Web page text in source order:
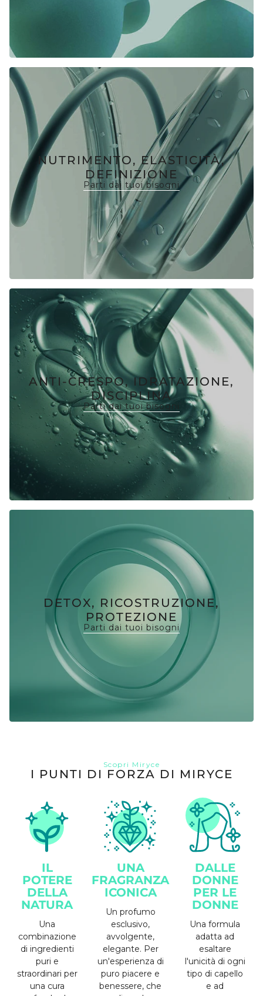
NUTRIMENTO, ELASTICITÀ,
DEFINIZIONE
Parti dai tuoi bisogni
ANTI-CRESPO, IDRATAZIONE,
DISCIPLINA
Parti dai tuoi bisogni
DETOX, RICOSTRUZIONE,
PROTEZIONE
Parti dai tuoi bisogni
Scopri Miryce
I PUNTI DI FORZA DI MIRYCE
IL
POTERE
DELLA
NATURA
Una
combinazione
di ingredienti
puri e
straordinari per
una cura
UNA
FRAGRANZA
ICONICA
Un profumo
esclusivo,
avvolgente,
elegante. Per
un'esperienza di
puro piacere e
benessere, che
DALLE
DONNE
PER LE
DONNE
Una formula
adatta ad
esaltare
l'unicità di ogni
tipo di capello
e ad